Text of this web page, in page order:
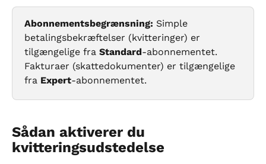
Abonnementsbegrænsning: Simple
betalingsbekræftelser (kvitteringer) er
tilgængelige fra Standard-abonnementet.
Fakturaer (skattedokumenter) er tilgængelige
fra Expert-abonnementet.
Sådan aktiverer du
kvitteringsudstedelse